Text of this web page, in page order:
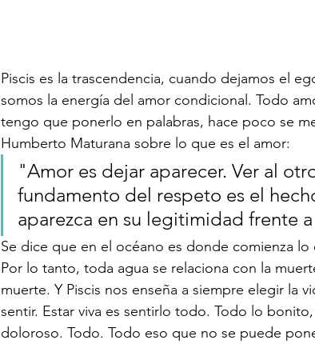
Piscis es la trascendencia, cuando dejamos el
somos la energía del amor condicional. Todo
tengo que ponerlo en palabras, hace poco se
Humberto Maturana sobre lo que es el amor:
"Amor es dejar aparecer. Ver al
fundamento del respeto es el
aparezca en su legitimidad frente
Se dice que en el océano es donde comienza
Por lo tanto, toda agua se relaciona con la
muerte. Y Piscis nos enseña a siempre elegir la
sentir. Estar viva es sentirlo todo. Todo lo
doloroso. Todo. Todo eso que no se puede